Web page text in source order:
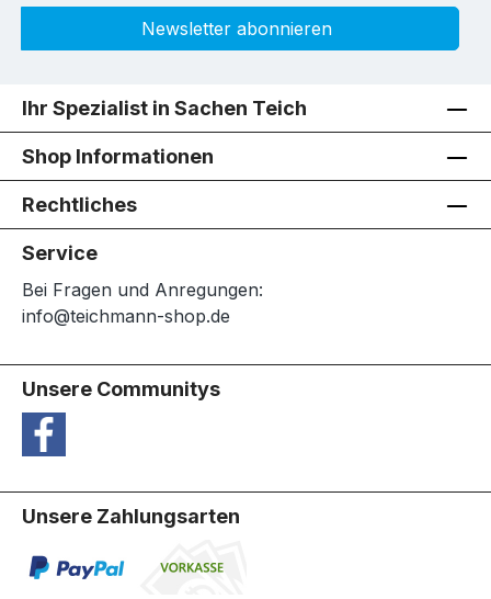
Newsletter abonnieren
Ihr Spezialist in Sachen Teich
Shop Informationen
Rechtliches
Service
Bei Fragen und Anregungen:
info@teichmann-shop.de
Unsere Communitys
Unsere Zahlungsarten